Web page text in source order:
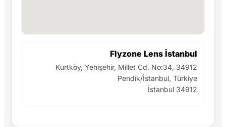
Flyzone Lens İstanbul
Kurtköy, Yenişehir, Millet Cd. No:34, 34912
Pendik/İstanbul, Türkiye
İstanbul 34912